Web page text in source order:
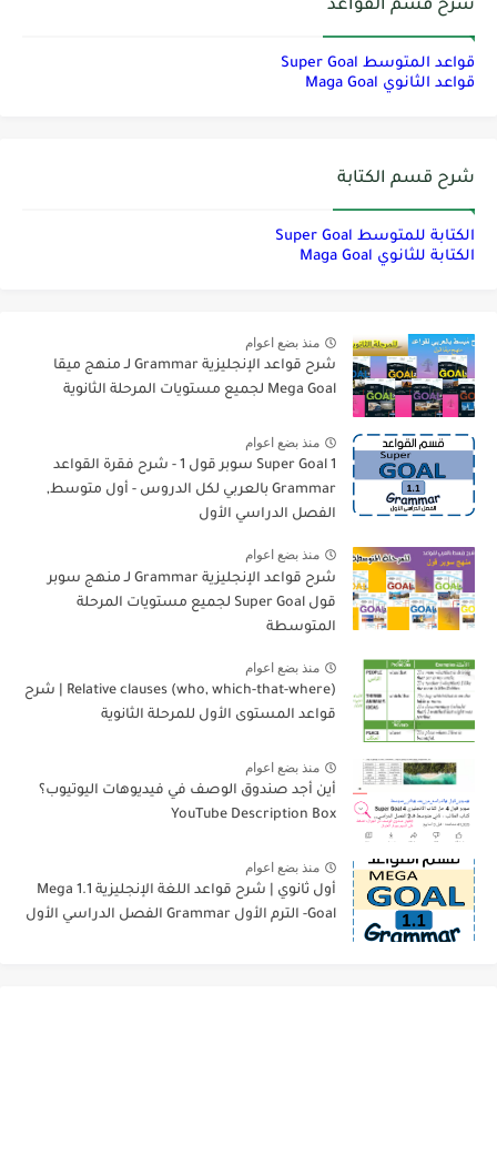
شرح قسم القواعد
قواعد المتوسط Super Goal
قواعد الثانوي Maga Goal
شرح قسم الكتابة
الكتابة للمتوسط Super Goal
الكتابة للثانوي Maga Goal
منذ بضع اعوام
شرح قواعد الإنجليزية Grammar لـ منهج ميقا
Mega Goal لجميع مستويات المرحلة الثانوية
منذ بضع اعوام
Super Goal 1 سوبر قول 1 - شرح فقرة القواعد
Grammar بالعربي لكل الدروس - أول متوسط,
الفصل الدراسي الأول
منذ بضع اعوام
شرح قواعد الإنجليزية Grammar لـ منهج سوبر
قول Super Goal لجميع مستويات المرحلة
المتوسطة
منذ بضع اعوام
Relative clauses (who, which-that-where) | شرح
قواعد المستوى الأول للمرحلة الثانوية
منذ بضع اعوام
أين أجد صندوق الوصف في فيديوهات اليوتيوب؟
YouTube Description Box
منذ بضع اعوام
أول ثانوي | شرح قواعد اللغة الإنجليزية 1.1 Mega
Goal- الترم الأول Grammar الفصل الدراسي الأول